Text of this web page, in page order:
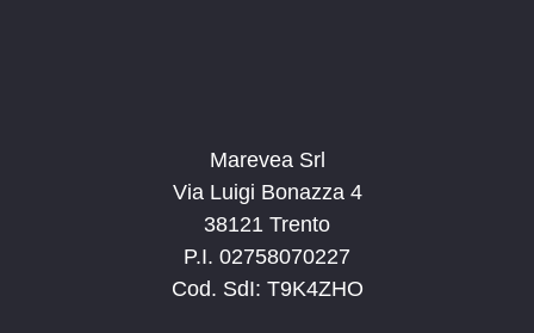
Marevea Srl
Via Luigi Bonazza 4
38121 Trento
P.I. 02758070227
Cod. SdI: T9K4ZHO